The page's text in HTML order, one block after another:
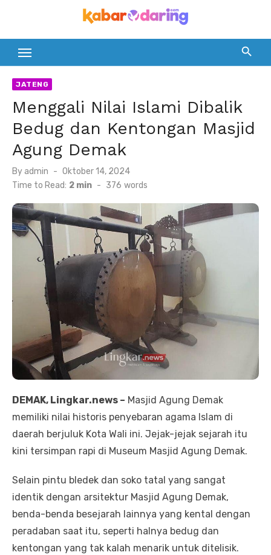
content
JATENG
Menggali Nilai Islami Dibalik
Bedug dan Kentongan Masjid
Agung Demak
By admin
Posted
on
Oktober 14, 2024
Time to Read: 2 min - 376 words
DEMAK, Lingkar.news – Masjid Agung Demak
memiliki nilai historis penyebaran agama Islam di
daerah berjuluk Kota Wali ini. Jejak-jejak sejarah itu
kini tersimpan rapi di Museum Masjid Agung Demak.
Selain pintu bledek dan soko tatal yang sangat
identik dengan arsitektur Masjid Agung Demak,
benda-benda besejarah lainnya yang kental dengan
peradaban saat itu, seperti halnya bedug dan
kentongan yang tak kalah menarik untuk ditelisik.